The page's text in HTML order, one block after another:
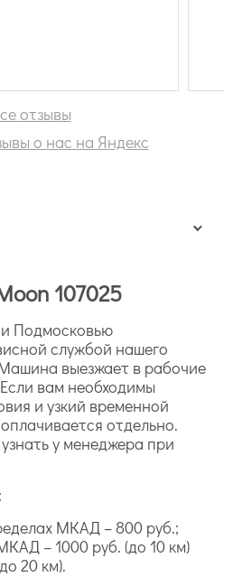
и
отзывы
о нас на Яндекс
107025
Подмосковью
службой нашего
выезжает в рабочие
вам необходимы
и узкий временной
отдельно.
у менеджера при
МКАД – 800 руб.;
– 1000 руб. (до 10 км)
20 км).